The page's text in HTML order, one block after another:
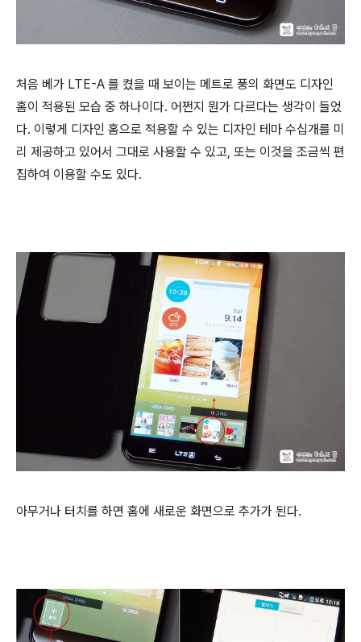
처음 베가 LTE-A 를 켰을 때 보이는 메트로 풍의 화면도 디자인
홈이 적용된 모습 중 하나이다. 어쩐지 뭔가 다르다는 생각이 들었
다. 이렇게 디자인 홈으로 적용할 수 있는 디자인 테마 수십개를 미
리 제공하고 있어서 그대로 사용할 수 있고, 또는 이것을 조금씩 편
집하여 이용할 수도 있다.
아무거나 터치를 하면 홈에 새로운 화면으로 추가가 된다.